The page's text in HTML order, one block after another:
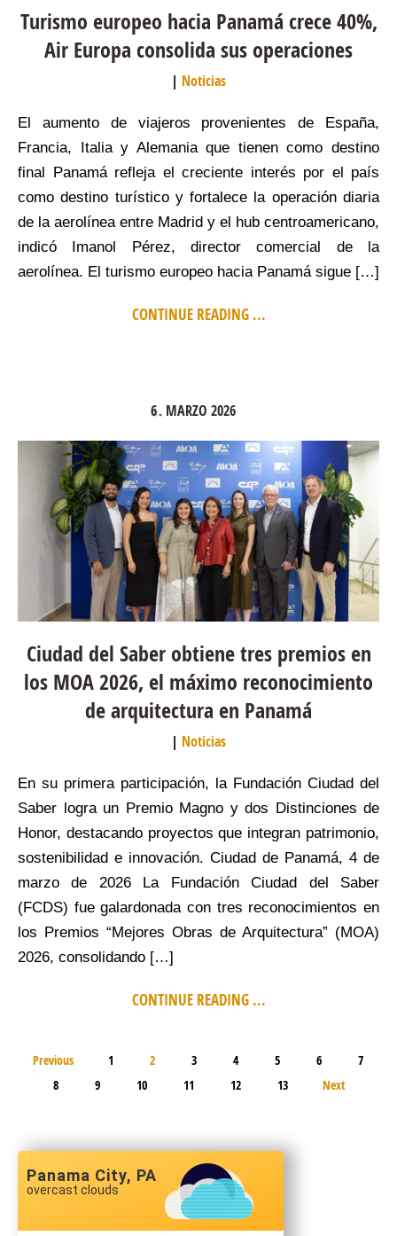
Turismo europeo hacia Panamá crece 40%,
Air Europa consolida sus operaciones
Noticias
El aumento de viajeros provenientes de España,
Francia, Italia y Alemania que tienen como destino
final Panamá refleja el creciente interés por el país
como destino turístico y fortalece la operación diaria
de la aerolínea entre Madrid y el hub centroamericano,
indicó Imanol Pérez, director comercial de la
aerolínea. El turismo europeo hacia Panamá sigue […]
CONTINUE READING ...
6. MARZO 2026
Ciudad del Saber obtiene tres premios en
los MOA 2026, el máximo reconocimiento
de arquitectura en Panamá
Noticias
En su primera participación, la Fundación Ciudad del
Saber logra un Premio Magno y dos Distinciones de
Honor, destacando proyectos que integran patrimonio,
sostenibilidad e innovación. Ciudad de Panamá, 4 de
marzo de 2026 La Fundación Ciudad del Saber
(FCDS) fue galardonada con tres reconocimientos en
los Premios “Mejores Obras de Arquitectura” (MOA)
2026, consolidando […]
CONTINUE READING ...
Previous 1 2 3 4 5 6
7
8
9 10 11 12 13 Next
Panama City, PA
overcast clouds